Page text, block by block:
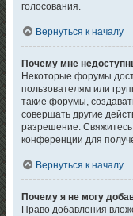
голосования.
Вернуться к началу
Почему мне
Некоторые форумы
пользователям или
такие форумы,
совершать другие
разрешение.
конференции для
Вернуться к началу
Почему я не могу
Право добавления